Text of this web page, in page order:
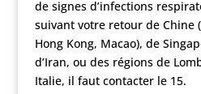
de signes d’infections
suivant votre retour de Chine
Hong Kong, Macao), de
d’Iran, ou des régions de
Italie, il faut contacter le 15.